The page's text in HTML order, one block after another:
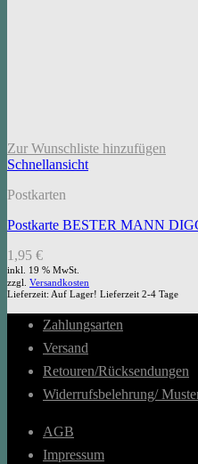
Zur Wunschliste hinzufügen
Schnellansicht
Postkarten
Postkarte BESTER MANN
1,95 €
inkl. 19 % MwSt.
zzgl. Versandkosten
Lieferzeit: Auf Lager! Lieferzeit 2-4 Tage
Zahlungsarten
Versand
Retouren/Rücksendungen
Widerrufsbelehrung/
AGB
Impressum